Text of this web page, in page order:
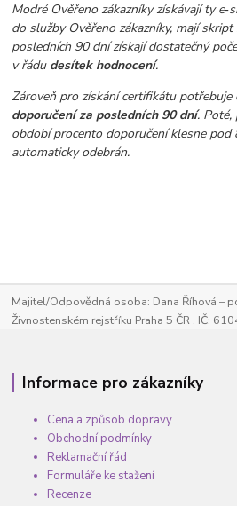
Modré Ověřeno zákazníky získávají ty
do služby Ověřeno zákazníky, mají
posledních 90 dní získají dostatečný
v řádu desítek hodnocení.
Zároveň pro získání certifikátu potřebuje
doporučení za posledních 90 dní. Poté,
období procento doporučení klesne pod
automaticky odebrán.
Majitel/Odpovědná osoba: Dana Říhová –
Živnostenském rejstříku Praha 5 ČR , IČ:
Informace pro zákazníky
Cena a způsob dopravy
Obchodní podmínky
Reklamační řád
Formuláře ke stažení
Recenze